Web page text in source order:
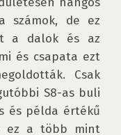
számok, de ez
a dalok és az
és csapata ezt
Csak
S8-as buli
és példa értékű
ez a több mint